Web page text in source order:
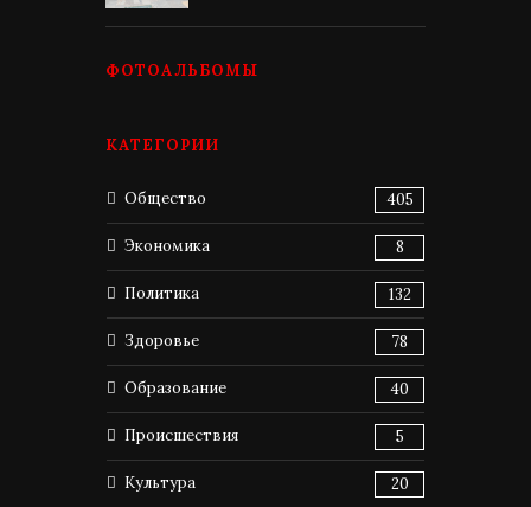
ФОТОАЛЬБОМЫ
КАТЕГОРИИ
Общество 405
Экономика 8
Политика 132
Здоровье 78
Образование 40
Происшествия 5
Культура 20